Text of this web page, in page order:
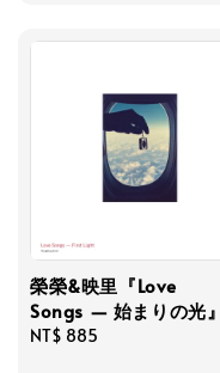
榮榮&映里『Love
Songs — 始まりの光』
Regular
NT$ 885